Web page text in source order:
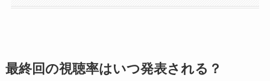
最終回の視聴率はいつ発表される？